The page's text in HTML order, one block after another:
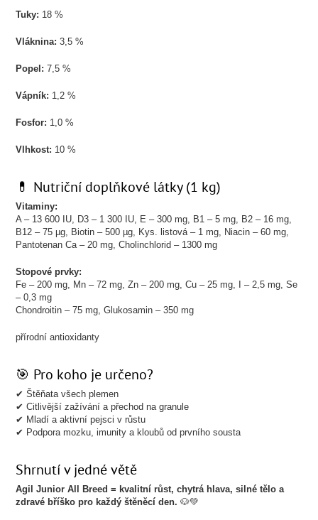
Tuky: 18 %
Vláknina: 3,5 %
Popel: 7,5 %
Vápník: 1,2 %
Fosfor: 1,0 %
Vlhkost: 10 %
💊 Nutriční doplňkové látky (1 kg)
Vitaminy:
A – 13 600 IU, D3 – 1 300 IU, E – 300 mg, B1 – 5 mg, B2 – 16 mg,
B12 – 75 µg, Biotin – 500 µg, Kys. listová – 1 mg, Niacin – 60 mg,
Pantotenan Ca – 20 mg, Cholinchlorid – 1300 mg
Stopové prvky:
Fe – 200 mg, Mn – 72 mg, Zn – 200 mg, Cu – 25 mg, I – 2,5 mg, Se
– 0,3 mg
Chondroitin – 75 mg, Glukosamin – 350 mg
přírodní antioxidanty
🎯 Pro koho je určeno?
✔ Štěňata všech plemen
✔ Citlivější zažívání a přechod na granule
✔ Mladí a aktivní pejsci v růstu
✔ Podpora mozku, imunity a kloubů od prvního sousta
Shrnutí v jedné větě
Agil Junior All Breed = kvalitní růst, chytrá hlava, silné tělo a
zdravé bříško pro každý štěněcí den. 🐶💚